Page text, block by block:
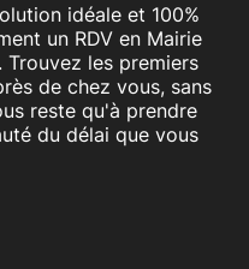
idéale et 100%
un RDV en Mairie
les premiers
de chez vous, sans
reste qu'à prendre
du délai que vous